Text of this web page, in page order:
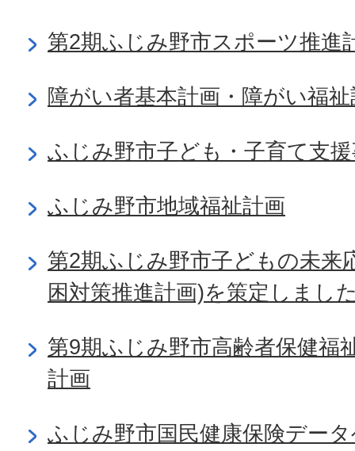
第2期ふじみ野市スポーツ推進
障がい者基本計画・障がい福
ふじみ野市子ども・子育て支
ふじみ野市地域福祉計画
第2期ふじみ野市子どもの未来
困対策推進計画)を策定しまし
第9期ふじみ野市高齢者保健福
計画
ふじみ野市国民健康保険デー